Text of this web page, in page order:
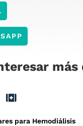

para Hemodiálisis